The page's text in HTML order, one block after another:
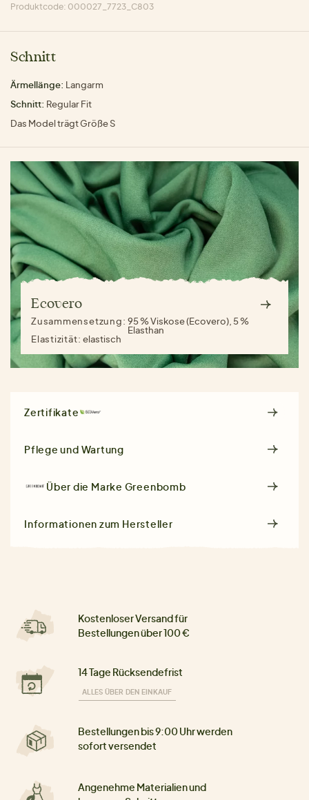
Produktcode: 000027_7723_C803
Schnitt
Ärmellänge: Langarm
Schnitt: Regular Fit
Das Model trägt Größe S
Ecovero
Zusammensetzung:95 % Viskose (Ecovero), 5 %
Elasthan
Elastizität:elastisch
Zertifikate
Pflege und Wartung
Über die Marke Greenbomb
Informationen zum Hersteller
Kostenloser Versand für
Bestellungen über 100 €
14 Tage Rücksendefrist
ALLES ÜBER DEN EINKAUF
Bestellungen bis 9:00 Uhr werden
sofort versendet
Angenehme Materialien und